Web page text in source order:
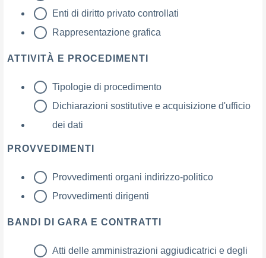
Enti di diritto privato controllati
Rappresentazione grafica
ATTIVITÀ E PROCEDIMENTI
Tipologie di procedimento
Dichiarazioni sostitutive e acquisizione d'ufficio
dei dati
PROVVEDIMENTI
Provvedimenti organi indirizzo-politico
Provvedimenti dirigenti
BANDI DI GARA E CONTRATTI
Atti delle amministrazioni aggiudicatrici e degli